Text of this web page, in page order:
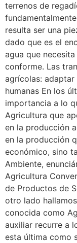
terrenos de
resulta ser una
dado que es el
agua que
conforme. Las
agrícolas: adaptar
humanas En los
importancia a lo
Agricultura que
en la producción
en la producción
económico, sino
Ambiente,
Agricultura
de Productos de
otro lado
conocida como
auxiliar recurre a
esta última como